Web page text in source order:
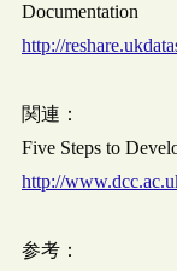
Documentation
http://
関連：
Five Steps to
http://
参考：